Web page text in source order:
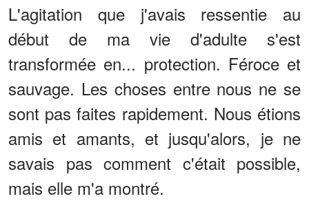
L'agitation que j'avais ressentie au
début de ma vie d'adulte s'est
transformée en... protection. Féroce et
sauvage. Les choses entre nous ne se
sont pas faites rapidement. Nous étions
amis et amants, et jusqu'alors, je ne
savais pas comment c'était possible,
mais elle m'a montré.